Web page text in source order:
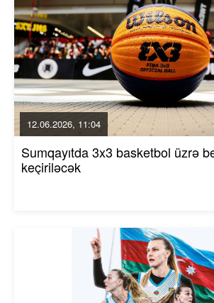
12.06.2026, 11:04
Sumqayıtda 3x3 basketbol üzrə
keçiriləcək